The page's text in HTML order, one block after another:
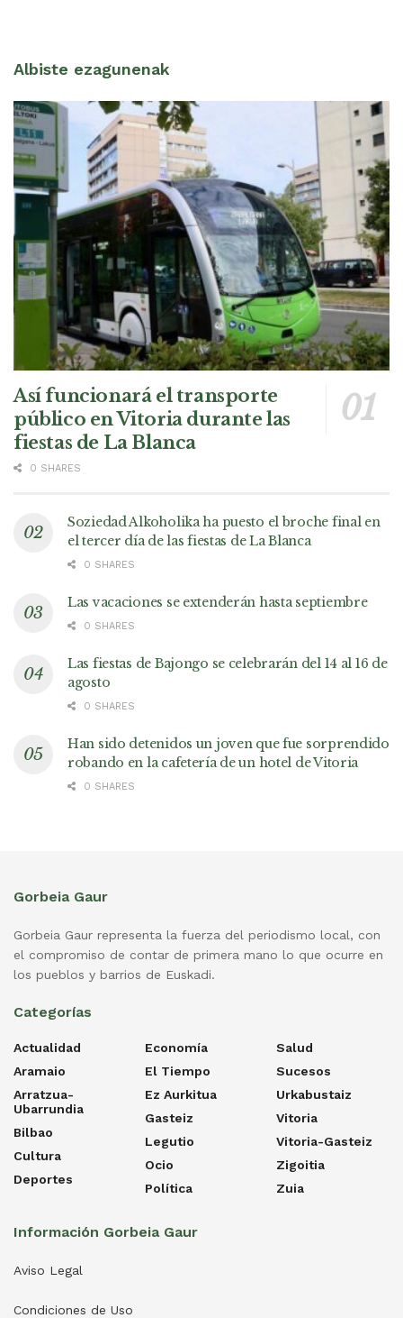
Albiste ezagunenak
Así funcionará el transporte
público en Vitoria durante las
fiestas de La Blanca
0 SHARES
Soziedad Alkoholika ha puesto el broche final en
el tercer día de las fiestas de La Blanca
0 SHARES
Las vacaciones se extenderán hasta septiembre
0 SHARES
Las fiestas de Bajongo se celebrarán del 14 al 16 de
agosto
0 SHARES
Han sido detenidos un joven que fue sorprendido
robando en la cafetería de un hotel de Vitoria
0 SHARES
Gorbeia Gaur
Gorbeia Gaur representa la fuerza del periodismo local, con
el compromiso de contar de primera mano lo que ocurre en
los pueblos y barrios de Euskadi.
Categorías
Actualidad
Aramaio
Arratzua-
Ubarrundia
Bilbao
Cultura
Deportes
Economía
El Tiempo
Ez Aurkitua
Gasteiz
Legutio
Ocio
Política
Salud
Sucesos
Urkabustaiz
Vitoria
Vitoria-Gasteiz
Zigoitia
Zuia
Información Gorbeia Gaur
Aviso Legal
Condiciones de Uso